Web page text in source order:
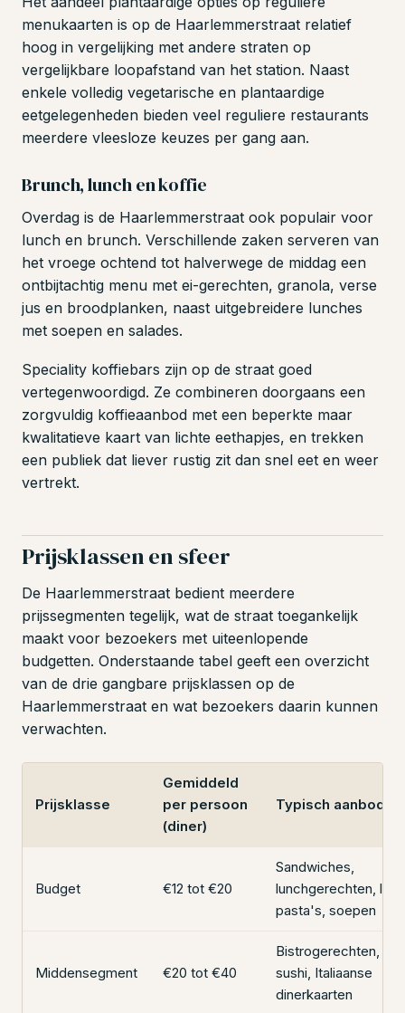
menukaarten is op de Haarlemmerstraat relatief
hoog in vergelijking met andere straten op
vergelijkbare loopafstand van het station. Naast
enkele volledig vegetarische en plantaardige
eetgelegenheden bieden veel reguliere restaurants
meerdere vleesloze keuzes per gang aan.
Brunch, lunch en koffie
Overdag is de Haarlemmerstraat ook populair voor
lunch en brunch. Verschillende zaken serveren van
het vroege ochtend tot halverwege de middag een
ontbijtachtig menu met ei-gerechten, granola, verse
jus en broodplanken, naast uitgebreidere lunches
met soepen en salades.
Speciality koffiebars zijn op de straat goed
vertegenwoordigd. Ze combineren doorgaans een
zorgvuldig koffieaanbod met een beperkte maar
kwalitatieve kaart van lichte eethapjes, en trekken
een publiek dat liever rustig zit dan snel eet en weer
vertrekt.
Prijsklassen en sfeer
De Haarlemmerstraat bedient meerdere
prijssegmenten tegelijk, wat de straat toegankelijk
maakt voor bezoekers met uiteenlopende
budgetten. Onderstaande tabel geeft een overzicht
van de drie gangbare prijsklassen op de
Haarlemmerstraat en wat bezoekers daarin kunnen
verwachten.
Prijsklasse
Gemiddeld
per persoon
(diner)
Typisch aanbod
Budget €12 tot €20
Sandwiches,
lunchgerechten,
pasta's, soepen
Middensegment €20 tot €40
Bistrogerechten,
sushi, Italiaanse
dinerkaarten